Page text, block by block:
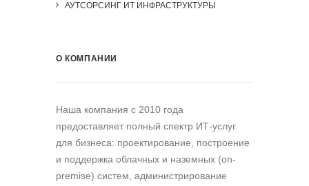
АУТСОРСИНГ ИТ ИНФРАСТРУКТУРЫ
О КОМПАНИИ
Наша компания c 2010 года
предоставляет полный спектр ИТ-услуг
для бизнеса: проектирование, построение
и поддержка облачных и наземных (on-
premise) систем, администрирование